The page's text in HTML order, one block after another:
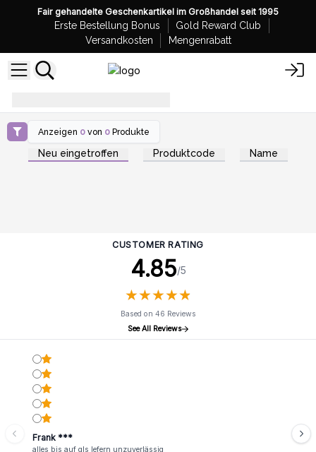
Fair gehandelte Geschenkartikel im Großhandel seit 1995
Erste Bestellung Bonus
Gold Reward Club
Versandkosten
Mengenrabatt
Anzeigen 0 von 0 Produkte
Neu eingetroffen Produktcode Name
CUSTOMER RATING
4.85/5
★★★★★
★★★★★
Based on 46 Reviews
See All Reviews
Frank ***
alles bis auf gls lefern unzuverlässig